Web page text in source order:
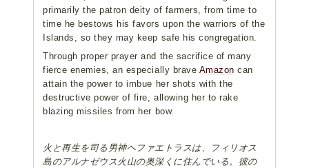
primarily the patron deity of farmers, from time to
time he bestows his favors upon the warriors of the
Islands, so they may keep safe his congregation.
Through proper prayer and the sacrifice of many
fierce enemies, an especially brave Amazon can
attain the power to imbue her shots with the
destructive power of fire, allowing her to rake
blazing missiles from her bow.
火と再生を司る男神ヘファエトラスは、フィリオス
島のアルナゼウス火山の奥深くに住んでいる。彼の